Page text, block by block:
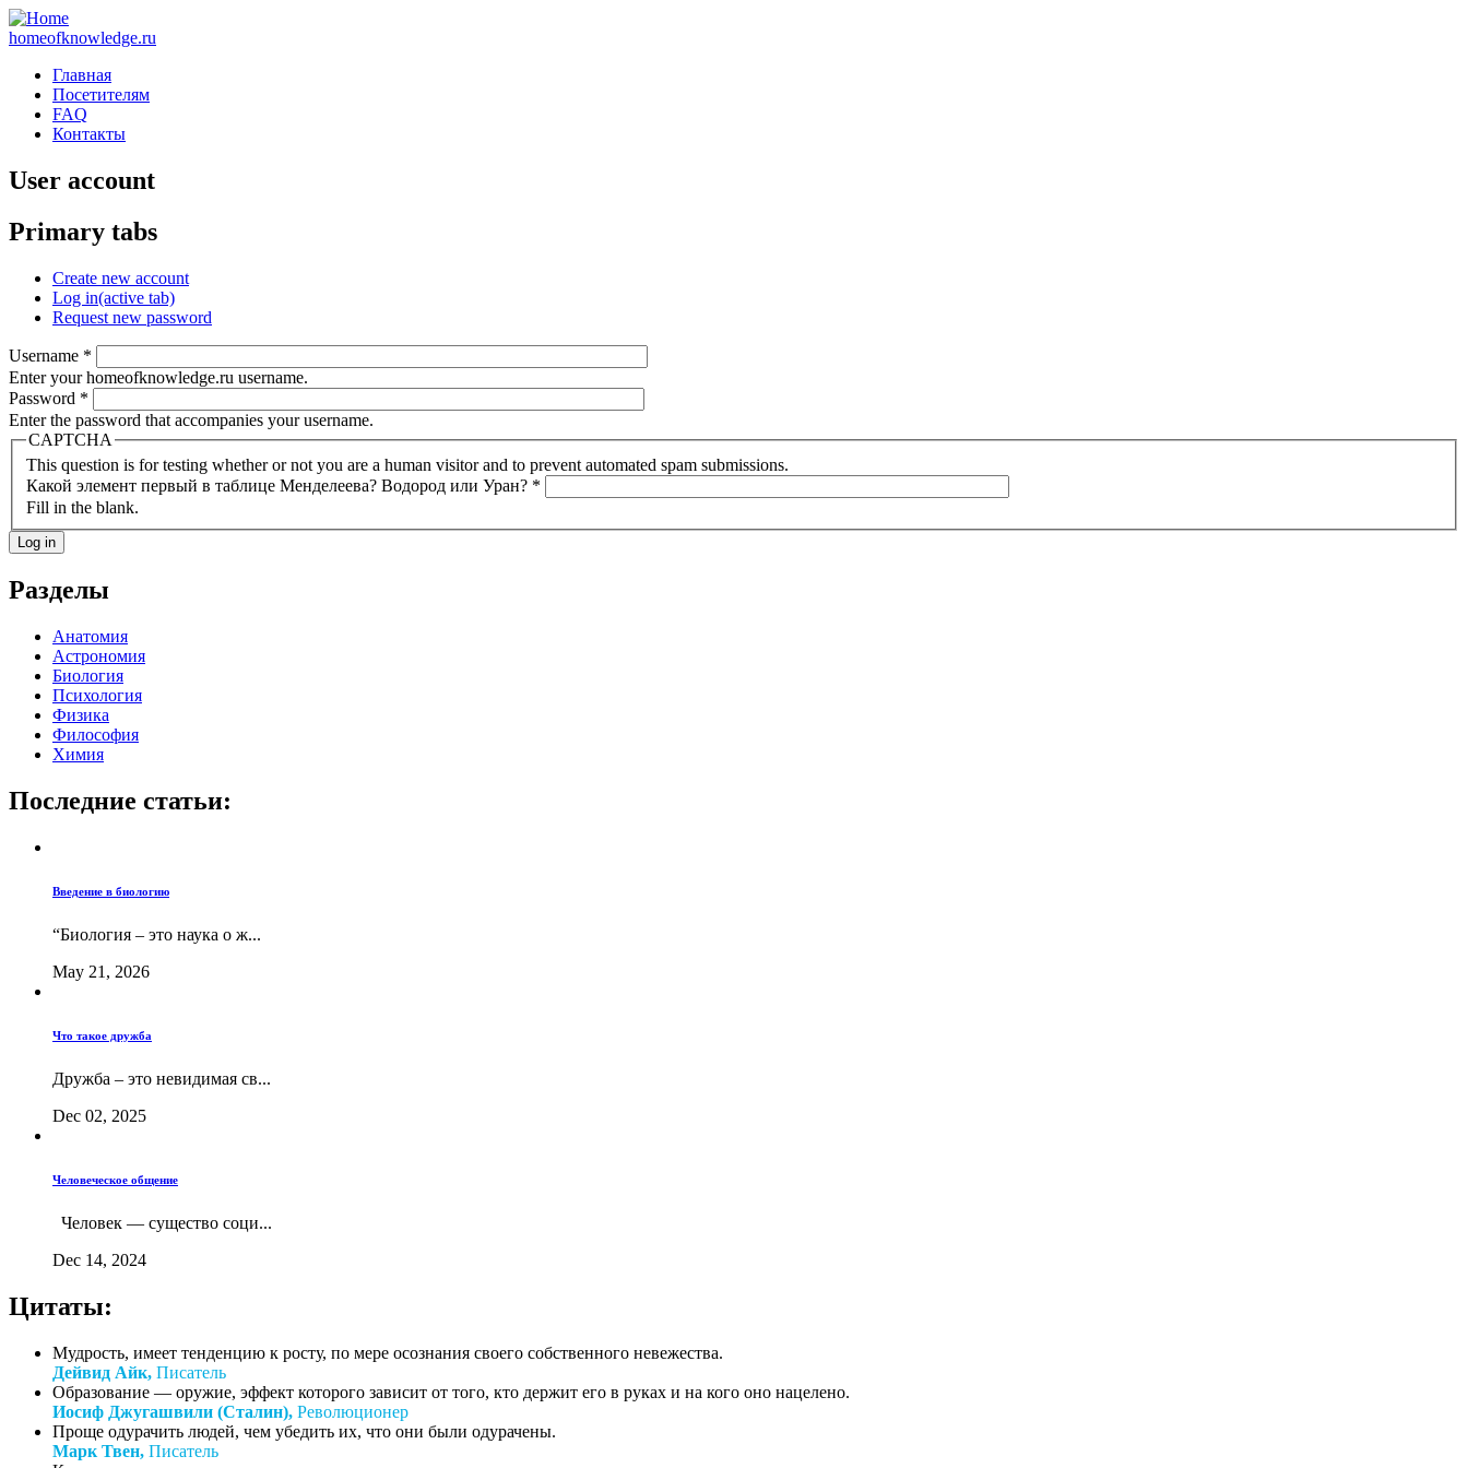
homeofknowledge.ru
Главная
Посетителям
FAQ
Контакты
User account
Primary tabs
Create new account
Log in(active tab)
Request new password
Username *
Enter your homeofknowledge.ru username.
Password *
Enter the password that accompanies your username.
CAPTCHA
This question is for testing whether or not you are a human visitor and to prevent automated spam submissions.
Какой элемент первый в таблице Менделеева? Водород или Уран? *
Fill in the blank.
Разделы
Анатомия
Астрономия
Биология
Психология
Физика
Философия
Химия
Последние статьи:
Введение в биологию
“Биология – это наука о ж...
May 21, 2026
Что такое дружба
Дружба – это невидимая св...
Dec 02, 2025
Человеческое общение
Человек — существо соци...
Dec 14, 2024
Цитаты:
Мудрость, имеет тенденцию к росту, по мере осознания своего собственного невежества.
Дейвид Айк, Писатель
Образование — оружие, эффект которого зависит от того, кто держит его в руках и на кого оно нацелено.
Иосиф Джугашвили (Сталин), Революционер
Проще одурачить людей, чем убедить их, что они были одурачены.
Марк Твен, Писатель